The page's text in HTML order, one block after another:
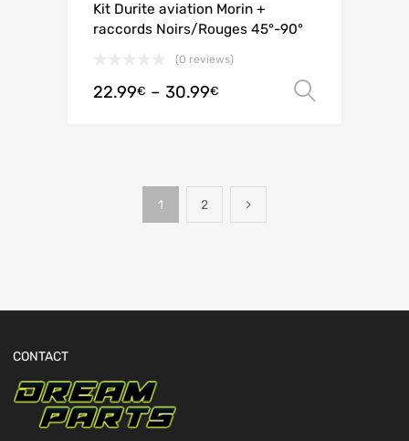
Kit Durite aviation Morin +
raccords Noirs/Rouges 45°-90°
(0 reviews)
22.99€ – 30.99€
1 2
CONTACT